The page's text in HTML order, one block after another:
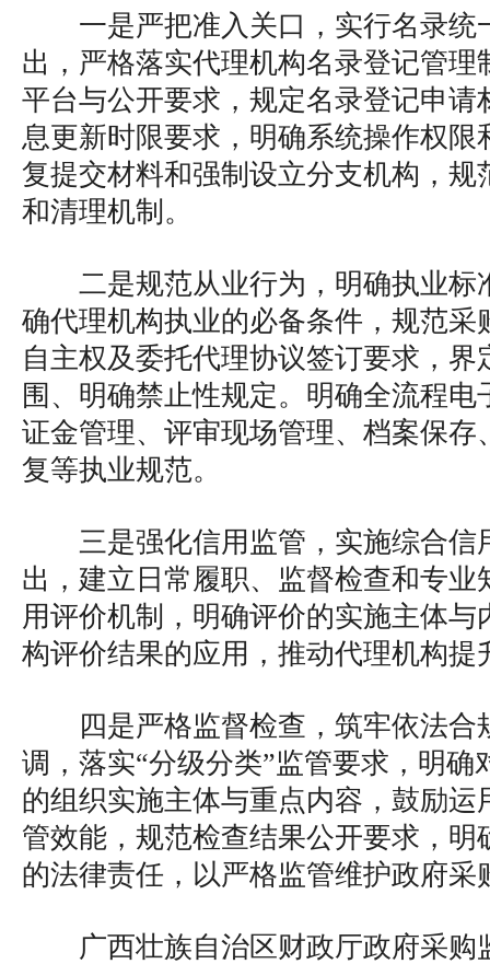
一是严把准入关口，实行名录统
出，严格落实代理机构名录登记管理
平台与公开要求，规定名录登记申请
息更新时限要求，明确系统操作权限
复提交材料和强制设立分支机构，规
和清理机制。
二是规范从业行为，明确执业标
确代理机构执业的必备条件，规范采
自主权及委托代理协议签订要求，界
围、明确禁止性规定。明确全流程
证金管理、评审现场管理、档案保存
复等执业规范。
三是强化信用监管，实施综合信
出，建立日常履职、监督检查和专业
用评价机制，明确评价的实施主体与
构评价结果的应用，推动代理机构提
四是严格监督检查，筑牢依法
调，落实“分级分类”监管要求，明确
的组织实施主体与重点内容，鼓励运
管效能，规范检查结果公开要求，明
的法律责任，以严格监管维护政府采
广西壮族自治区财政厅政府采购